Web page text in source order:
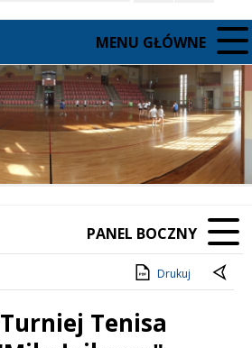
MENU GŁÓWNE
PANEL BOCZNY
Drukuj
Tenisa